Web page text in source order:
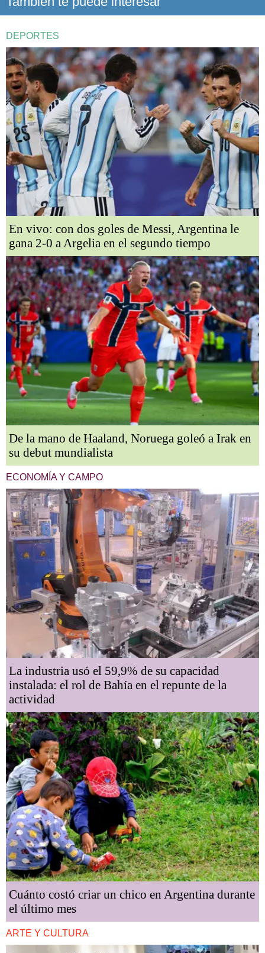
DEPORTES
En vivo: con dos goles de Messi, Argentina le
gana 2-0 a Argelia en el segundo tiempo
De la mano de Haaland, Noruega goleó a Irak en
su debut mundialista
ECONOMÍA Y CAMPO
La industria usó el 59,9% de su capacidad
instalada: el rol de Bahía en el repunte de la
actividad
Cuánto costó criar un chico en Argentina durante
el último mes
ARTE Y CULTURA